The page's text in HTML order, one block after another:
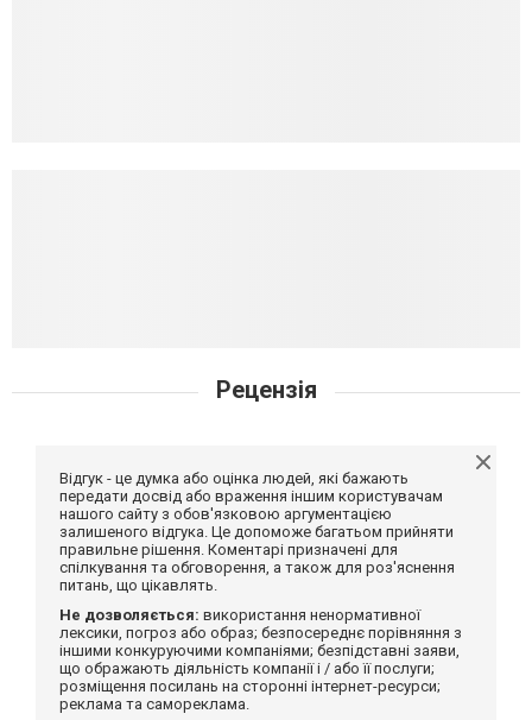
Рецензія
Відгук - це думка або оцінка людей, які бажають
передати досвід або враження іншим користувачам
нашого сайту з обов'язковою аргументацією
залишеного відгука. Це допоможе багатьом прийняти
правильне рішення. Коментарі призначені для
спілкування та обговорення, а також для роз'яснення
питань, що цікавлять.
Не дозволяється: використання ненормативної
лексики, погроз або образ; безпосереднє порівняння з
іншими конкуруючими компаніями; безпідставні заяви,
що ображають діяльність компанії і / або її послуги;
розміщення посилань на сторонні інтернет-ресурси;
реклама та самореклама.